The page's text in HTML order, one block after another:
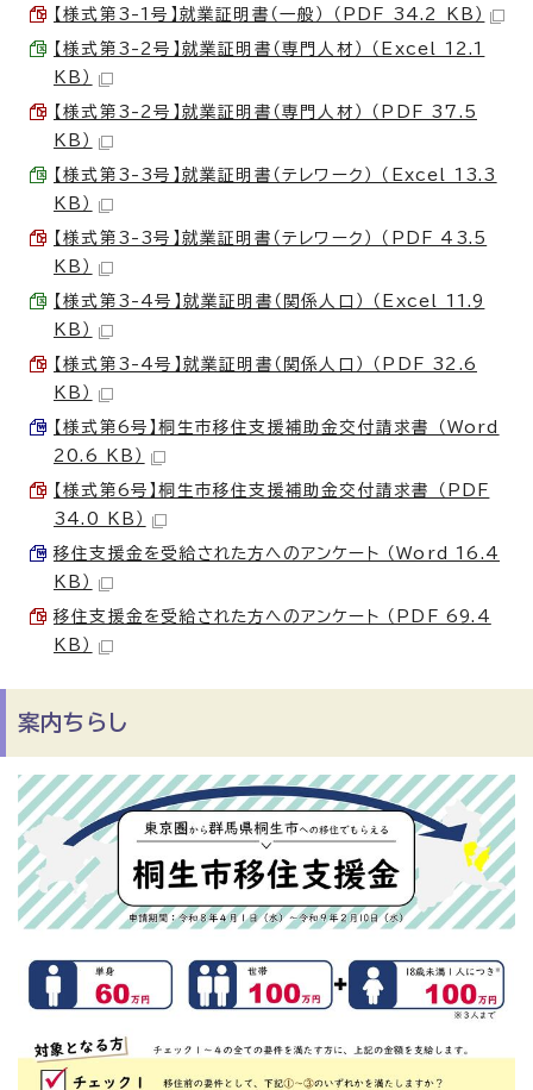
【様式第3-1号】就業証明書（一般） （PDF 34.2 KB）
【様式第3-2号】就業証明書（専門人材） （Excel 12.1
KB）
【様式第3-2号】就業証明書（専門人材） （PDF 37.5
KB）
【様式第3-3号】就業証明書（テレワーク） （Excel 13.3
KB）
【様式第3-3号】就業証明書（テレワーク） （PDF 43.5
KB）
【様式第3-4号】就業証明書（関係人口） （Excel 11.9
KB）
【様式第3-4号】就業証明書（関係人口） （PDF 32.6
KB）
【様式第6号】桐生市移住支援補助金交付請求書 （Word
20.6 KB）
【様式第6号】桐生市移住支援補助金交付請求書 （PDF
34.0 KB）
移住支援金を受給された方へのアンケート （Word 16.4
KB）
移住支援金を受給された方へのアンケート （PDF 69.4
KB）
案内ちらし